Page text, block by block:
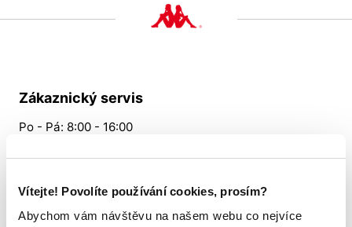
Vítejte! Povolíte používání cookies, prosím?
Abychom vám návštěvu na našem webu co nejvíce
Zákaznický servis
Po - Pá: 8:00 - 16:00
724 530 512
Slabyhoudova@allsports.cz